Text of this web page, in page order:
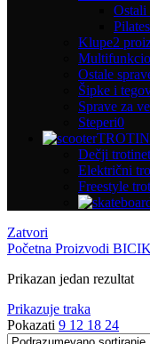
Ostali
Klupe2
Ostale
Šipke i
Sprave za
Steperi0
Dečji
Električni
Freestyle
Zatvori
Početna Proizvodi
Prikazan jedan rezultat
Prikazuje traka
Pokazati 9 12 18 24